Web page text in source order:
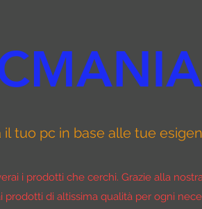
il tuo pc in base alle tue
i prodotti che cerchi. Grazie alla
prodotti di altissima qualità per ogni